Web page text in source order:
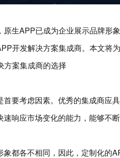
生APP已成为企业展示品牌形
开发解决方案集成商。本文将
方案集成商的选择
要考虑因素。优秀的集成商应
响应市场变化的能力，能够不
都各不相同，因此，定制化的